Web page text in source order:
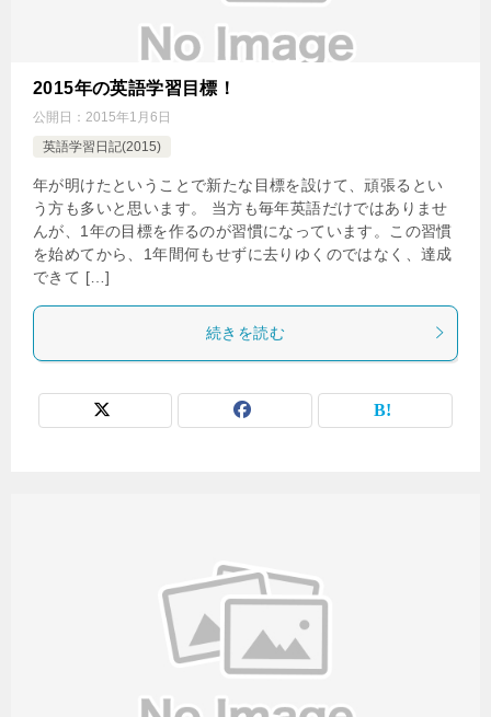
2015年の英語学習目標！
公開日： 2015年1月6日
英語学習日記(2015)
年が明けたということで新たな目標を設けて、頑張るとい
う方も多いと思います。 当方も毎年英語だけではありませ
んが、1年の目標を作るのが習慣になっています。この習慣
を始めてから、1年間何もせずに去りゆくのではなく、達成
できて […]
続きを読む